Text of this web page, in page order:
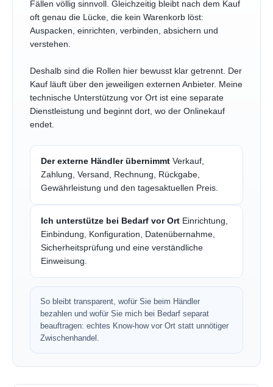
Fällen völlig sinnvoll. Gleichzeitig bleibt nach dem Kauf
oft genau die Lücke, die kein Warenkorb löst:
Auspacken, einrichten, verbinden, absichern und
verstehen.
Deshalb sind die Rollen hier bewusst klar getrennt. Der
Kauf läuft über den jeweiligen externen Anbieter. Meine
technische Unterstützung vor Ort ist eine separate
Dienstleistung und beginnt dort, wo der Onlinekauf
endet.
Der externe Händler übernimmt Verkauf,
Zahlung, Versand, Rechnung, Rückgabe,
Gewährleistung und den tagesaktuellen Preis.
Ich unterstütze bei Bedarf vor Ort Einrichtung,
Einbindung, Konfiguration, Datenübernahme,
Sicherheitsprüfung und eine verständliche
Einweisung.
So bleibt transparent, wofür Sie beim Händler
bezahlen und wofür Sie mich bei Bedarf separat
beauftragen: echtes Know-how vor Ort statt unnötiger
Zwischenhandel.